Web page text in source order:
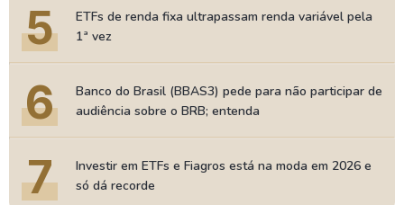
5
ETFs de renda fixa ultrapassam renda variável pela
1ª vez
6
Banco do Brasil (BBAS3) pede para não participar de
audiência sobre o BRB; entenda
7
Investir em ETFs e Fiagros está na moda em 2026 e
só dá recorde